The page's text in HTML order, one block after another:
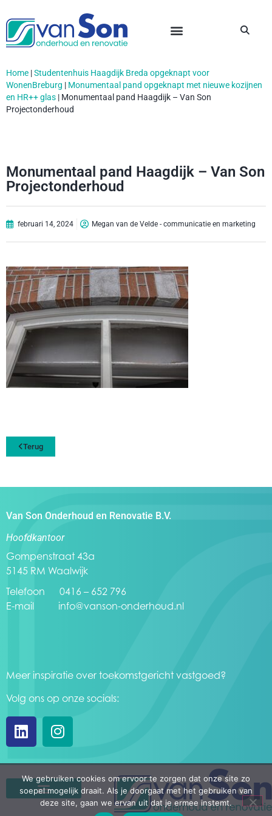
Home |Studentenhuis Haagdijk Breda opgeknapt voor
WonenBreburg | Monumentaal pand opgeknapt met nieuwe kozijnen
en HR++ glas | Monumentaal pand Haagdijk – Van Son
Projectonderhoud
Monumentaal pand Haagdijk – Van Son
Projectonderhoud
februari 14, 2024 Megan van de Velde - communicatie en marketing
Terug
Van Son Onderhoud en Renovatie B.V.
Hoofdkantoor
Gompenstraat 43a
5145 RM Waalwijk
Telefoon 0416 – 652 796
E-mail info@vanson-onderhoud.nl
Meer inspiratie over toekomstgericht vastgoed?
Volg ons op onze socials:
We gebruiken cookies om ervoor te zorgen dat onze site zo
soepel mogelijk draait. Als je doorgaat met het gebruiken van
deze site, gaan we ervan uit dat je ermee instemt.